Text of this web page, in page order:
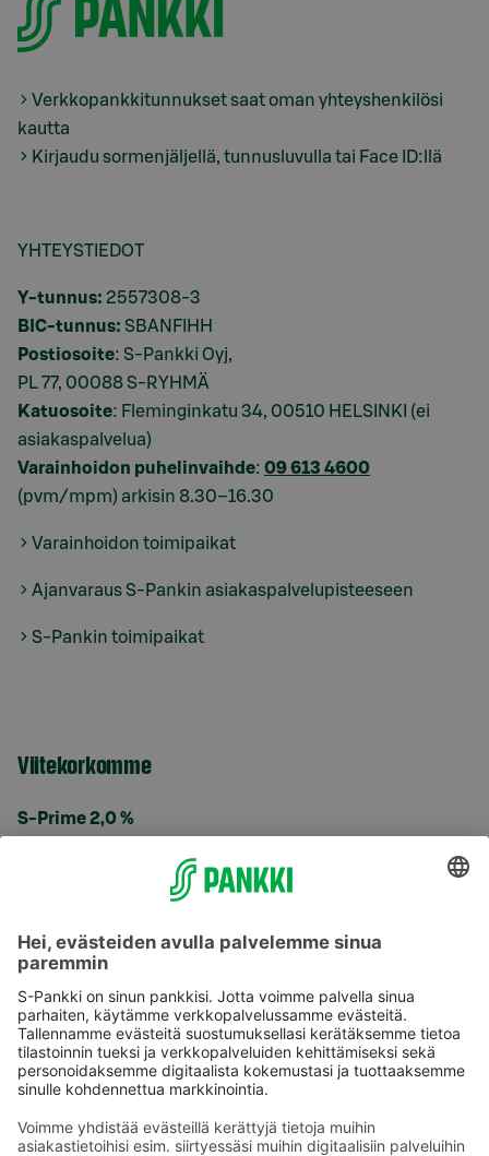
Verkkopankkitunnukset saat oman yhteyshenkilösi
kautta
Kirjaudu sormenjäljellä, tunnusluvulla tai Face ID:llä
YHTEYSTIEDOT
Y-tunnus: 2557308-3
BIC-tunnus: SBANFIHH
Postiosoite: S-Pankki Oyj,
PL 77, 00088 S-RYHMÄ
Katuosoite: Fleminginkatu 34, 00510 HELSINKI (ei
asiakaspalvelua)
Varainhoidon puhelinvaihde: 09 613 4600
(pvm/mpm) arkisin 8.30–16.30
Varainhoidon toimipaikat
Ajanvaraus S-Pankin asiakaspalvelupisteeseen
S-Pankin toimipaikat
Viitekorkomme
S-Prime 2,0 %
Käyttöehdot